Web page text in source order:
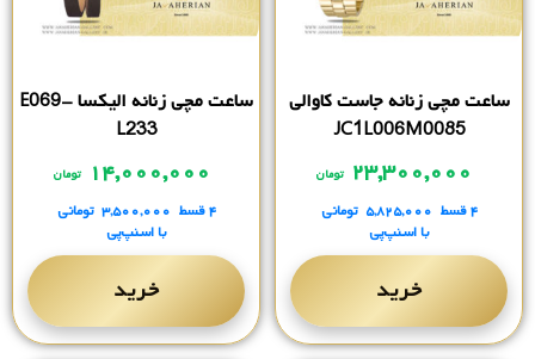
ساعت مچی زنانه جاست کاوالی
JC1L006M0085
۲۳,۳۰۰,۰۰۰ تومان
۴ قسط ۵,۸۲۵,۰۰۰ تومانی
با اسنپ‌پی
خرید
ساعت مچی زنانه الیکسا E069-
L233
۱۴,۰۰۰,۰۰۰ تومان
۴ قسط ۳,۵۰۰,۰۰۰ تومانی
با اسنپ‌پی
خرید